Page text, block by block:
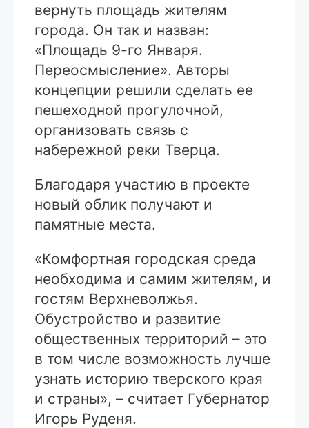
вернуть площадь жителям
города. Он так и назван:
«Площадь 9-го Января.
Переосмысление». Авторы
концепции решили сделать ее
пешеходной прогулочной,
организовать связь с
набережной реки Тверца.
Благодаря участию в проекте
новый облик получают и
памятные места.
«Комфортная городская среда
необходима и самим жителям, и
гостям Верхневолжья.
Обустройство и развитие
общественных территорий – это
в том числе возможность лучше
узнать историю тверского края
и страны», – считает Губернатор
Игорь Руденя.